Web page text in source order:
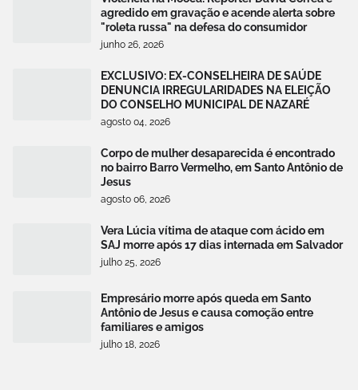
agredido em gravação e acende alerta sobre
"roleta russa" na defesa do consumidor
junho 26, 2026
EXCLUSIVO: EX-CONSELHEIRA DE SAÚDE
DENUNCIA IRREGULARIDADES NA ELEIÇÃO
DO CONSELHO MUNICIPAL DE NAZARÉ
agosto 04, 2026
Corpo de mulher desaparecida é encontrado
no bairro Barro Vermelho, em Santo Antônio de
Jesus
agosto 06, 2026
Vera Lúcia vítima de ataque com ácido em
SAJ morre após 17 dias internada em Salvador
julho 25, 2026
Empresário morre após queda em Santo
Antônio de Jesus e causa comoção entre
familiares e amigos
julho 18, 2026